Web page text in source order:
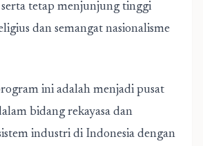
tetap menjunjung tinggi
dan semangat nasionalisme
ini adalah menjadi pusat
bidang rekayasa dan
industri di Indonesia dengan